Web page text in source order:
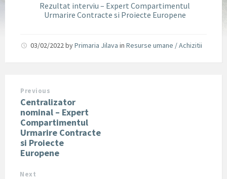
Rezultat interviu – Expert Compartimentul
Urmarire Contracte si Proiecte Europene
03/02/2022byPrimaria Jilava in Resurse umane / Achizitii
Previous
Centralizator
nominal – Expert
Compartimentul
Urmarire Contracte
si Proiecte
Europene
Next